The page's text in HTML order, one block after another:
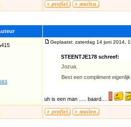
Geplaatst: zaterdag 14 juni 2014,
STEENTJE178 schreef:
Jozua.
Best een compliment
uh is een man ..... baard....